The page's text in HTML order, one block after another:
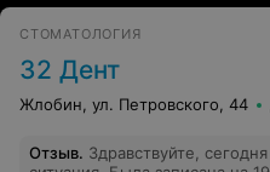
СТОМАТОЛОГИЯ
32 Дент
Жлобин, ул. Петровского, 44
Отзыв. Здравствуйте,